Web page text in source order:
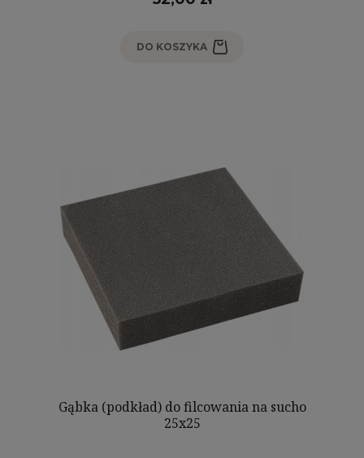
DO KOSZYKA
Gąbka (podkład) do filcowania na sucho
25x25